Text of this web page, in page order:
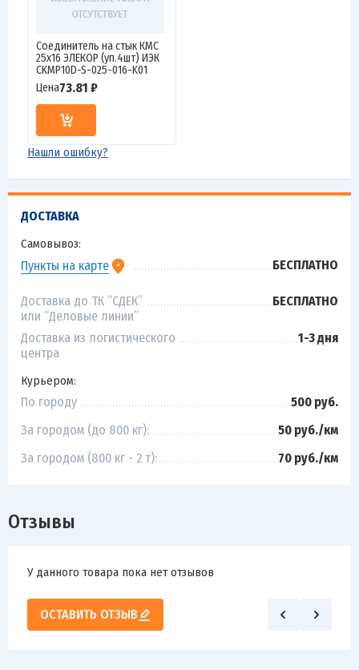
ДОСТАВКА
Самовывоз:
Пункты на карте БЕСПЛАТНО
Доставка до ТК “СДЕК”
или “Деловые линии”
БЕСПЛАТНО
Доставка из логистического
центра
1-3 дня
Курьером:
По городу
500 руб.
За городом (до 800 кг):
50 руб./км
За городом (800 кг - 2 т):
70 руб./км
Соединитель на стык КМС
25х16 ЭЛЕКОР (уп.4шт) ИЭК
CKMP10D-S-025-016-K01
Цена73.81 ₽
Нашли ошибку?
Отзывы
У данного товара пока нет отзывов
ОСТАВИТЬ ОТЗЫВ